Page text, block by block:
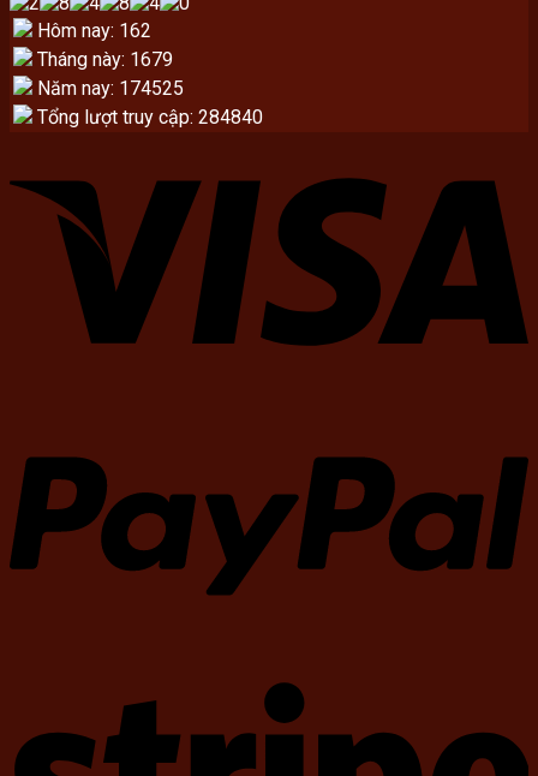
Hôm nay: 162
Tháng này: 1679
Năm nay: 174525
Tổng lượt truy cập: 284840